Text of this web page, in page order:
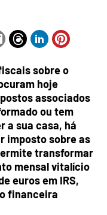
sobre o
hoje
associados
ou tem
a sua casa, há
imposto sobre as
transformar
mensal vitalício
euros em IRS,
financeira